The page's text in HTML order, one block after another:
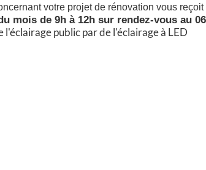
votre projet de rénovation vous
mois de 9h à 12h sur rendez-vous au
l'éclairage public par de l'éclairage à LED